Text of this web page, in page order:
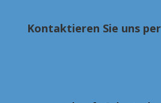
Kontaktieren Sie uns